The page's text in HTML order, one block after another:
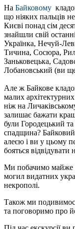
На Байковому
що ніяких пальців
Києві понад сім
знайшли свій
Українка, Нечуй-
Тичина, Сосюра,
Заньковецька,
Лобановський (ви
Але ж Байкове
малих
ніж на
залишає бажати
були Городецький
спадщина?
алеєю і ви у цьому
бояться відвідувати
Ми побачимо майже
могил видатних
некрополі.
Також ми
та поговоримо про